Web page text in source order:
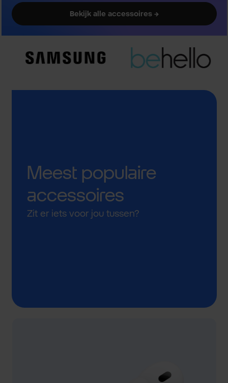
Bekijk alle accessoires →
Meest populaire
accessoires
Zit er iets voor jou tussen?